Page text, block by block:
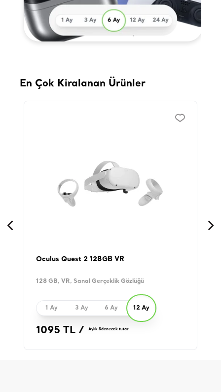
En Çok Kiralanan Ürünler
Oculus Quest 2 128GB VR
128 GB, VR, Sanal Gerçeklik Gözlüğü
1 Ay 3 Ay 6 Ay 12 Ay
1095 TL / Aylık ödenecek tutar